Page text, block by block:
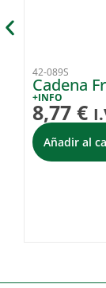
42-089S
Cadena
+INFO
8,77 €
Añadir al